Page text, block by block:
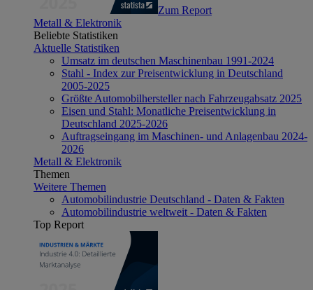
Zum Report
Metall & Elektronik
Beliebte Statistiken
Aktuelle Statistiken
Umsatz im deutschen Maschinenbau 1991-2024
Stahl - Index zur Preisentwicklung in Deutschland
2005-2025
Größte Automobilhersteller nach Fahrzeugabsatz 2025
Eisen und Stahl: Monatliche Preisentwicklung in
Deutschland 2025-2026
Auftragseingang im Maschinen- und Anlagenbau 2024-
2026
Metall & Elektronik
Themen
Weitere Themen
Automobilindustrie Deutschland - Daten & Fakten
Automobilindustrie weltweit - Daten & Fakten
Top Report